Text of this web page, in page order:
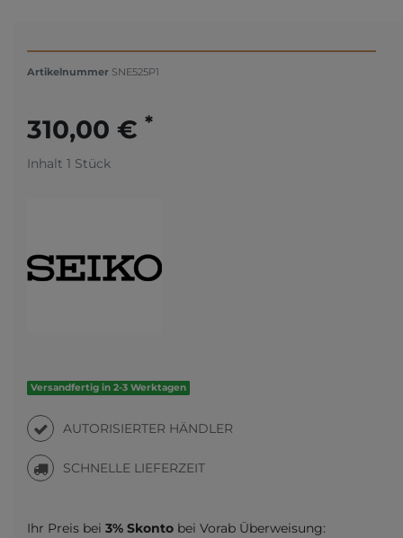
Artikelnummer SNE525P1
310,00 € *
Inhalt 1 Stück
Versandfertig in 2-3 Werktagen
AUTORISIERTER HÄNDLER
SCHNELLE LIEFERZEIT
Ihr Preis bei 3% Skonto bei Vorab Überweisung: